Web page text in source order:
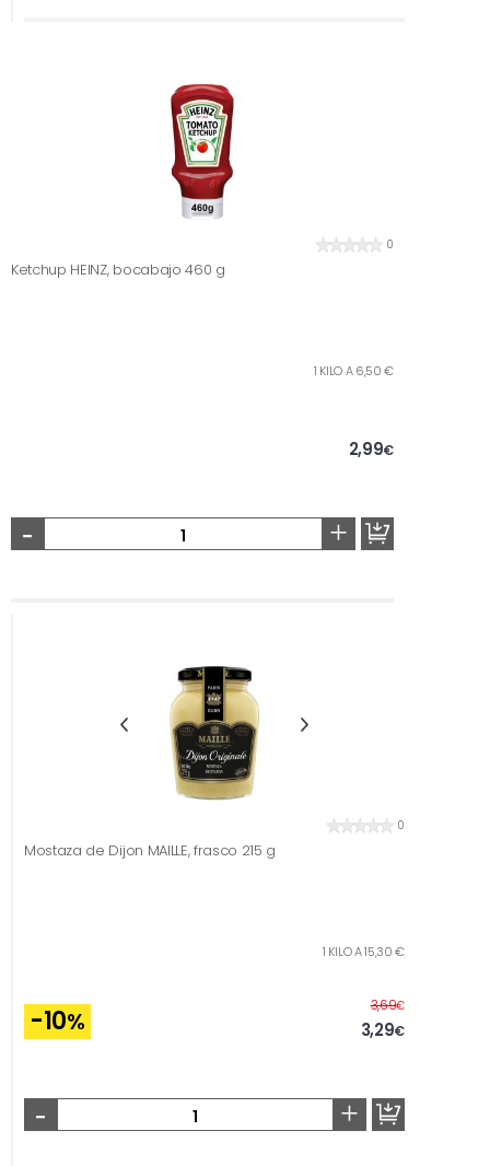
0
Ketchup HEINZ, bocabajo 460 g
1 KILO A 6,50 €
2,99€
- +
0
Mostaza de Dijon MAILLE, frasco 215 g
1 KILO A 15,30 €
-10%
3,69€Before
3,29€
- +